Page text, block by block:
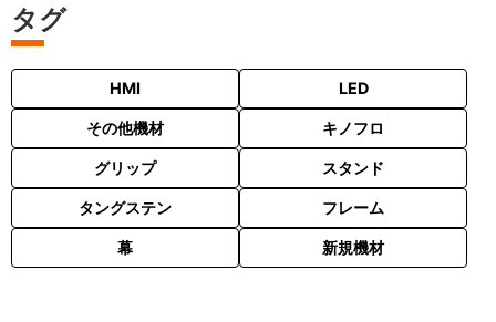
タグ
HMI LED
その他機材 キノフロ
グリップ スタンド
タングステン フレーム
幕 新規機材